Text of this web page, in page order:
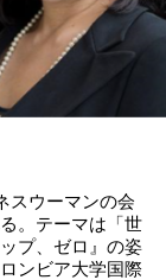
スウーマンの会
。テーマは「世
プ、ゼロ』の姿
ンビア大学国際